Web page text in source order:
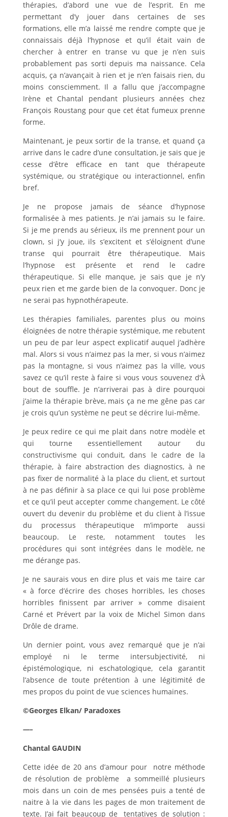
thérapies, d’abord une vue de l’esprit. En me
permettant d’y jouer dans certaines de ses
formations, elle m’a laissé me rendre compte que je
connaissais déjà l’hypnose et qu’il était vain de
chercher à entrer en transe vu que je n’en suis
probablement pas sorti depuis ma naissance. Cela
acquis, ça n’avançait à rien et je n’en faisais rien, du
moins consciemment. Il a fallu que j’accompagne
Irène et Chantal pendant plusieurs années chez
François Roustang pour que cet état fumeux prenne
forme.
Maintenant, je peux sortir de la transe, et quand ça
arrive dans le cadre d’une consultation, je sais que je
cesse d’être efficace en tant que thérapeute
systémique, ou stratégique ou interactionnel, enfin
bref.
Je ne propose jamais de séance d’hypnose
formalisée à mes patients. Je n’ai jamais su le faire.
Si je me prends au sérieux, ils me prennent pour un
clown, si j’y joue, ils s’excitent et s’éloignent d’une
transe qui pourrait être thérapeutique. Mais
l’hypnose est présente et rend le cadre
thérapeutique. Si elle manque, je sais que je n’y
peux rien et me garde bien de la convoquer. Donc je
ne serai pas hypnothérapeute.
Les thérapies familiales, parentes plus ou moins
éloignées de notre thérapie systémique, me rebutent
un peu de par leur aspect explicatif auquel j’adhère
mal. Alors si vous n’aimez pas la mer, si vous n’aimez
pas la montagne, si vous n’aimez pas la ville, vous
savez ce qu’il reste à faire si vous vous souvenez d’À
bout de souffle. Je n’arriverai pas à dire pourquoi
j’aime la thérapie brève, mais ça ne me gêne pas car
je crois qu’un système ne peut se décrire lui-même.
Je peux redire ce qui me plait dans notre modèle et
qui tourne essentiellement autour du
constructivisme qui conduit, dans le cadre de la
thérapie, à faire abstraction des diagnostics, à ne
pas fixer de normalité à la place du client, et surtout
à ne pas définir à sa place ce qui lui pose problème
et ce qu’il peut accepter comme changement. Le côté
ouvert du devenir du problème et du client à l’issue
du processus thérapeutique m’importe aussi
beaucoup. Le reste, notamment toutes les
procédures qui sont intégrées dans le modèle, ne
me dérange pas.
Je ne saurais vous en dire plus et vais me taire car
« à force d’écrire des choses horribles, les choses
horribles finissent par arriver » comme disaient
Carné et Prévert par la voix de Michel Simon dans
Drôle de drame.
Un dernier point, vous avez remarqué que je n’ai
employé ni le terme intersubjectivité, ni
épistémologique, ni eschatologique, cela garantit
l’absence de toute prétention à une légitimité de
mes propos du point de vue sciences humaines.
©Georges Elkan/ Paradoxes
—–
Chantal GAUDIN
Cette idée de 20 ans d’amour pour notre méthode
de résolution de problème a sommeillé plusieurs
mois dans un coin de mes pensées puis a tenté de
naitre à la vie dans les pages de mon traitement de
texte. J’ai fait beaucoup de tentatives de solution :